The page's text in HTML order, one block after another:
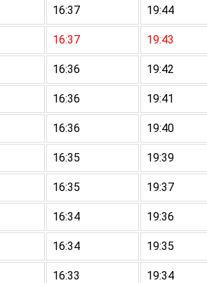
16:37 19:44
16:37 19:43
16:36 19:42
16:36 19:41
16:36 19:40
16:35 19:39
16:35 19:37
16:34 19:36
16:34 19:35
16:33 19:34